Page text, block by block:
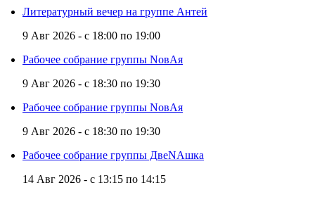
Литературный вечер на группе Антей
9 Авг 2026 - с 18:00 по 19:00
Рабочее собрание группы NовАя
9 Авг 2026 - с 18:30 по 19:30
Рабочее собрание группы NовАя
9 Авг 2026 - с 18:30 по 19:30
Рабочее собрание группы ДвеNAшка
14 Авг 2026 - с 13:15 по 14:15